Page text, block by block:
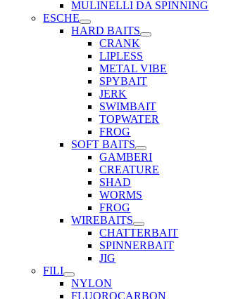
MULINELLI DA SPINNING
ESCHE
HARD BAITS
CRANK
LIPLESS
METAL VIBE
SPYBAIT
JERK
SWIMBAIT
TOPWATER
FROG
SOFT BAITS
GAMBERI
CREATURE
SHAD
WORMS
FROG
WIREBAITS
CHATTERBAIT
SPINNERBAIT
JIG
FILI
NYLON
FLUOROCARBON